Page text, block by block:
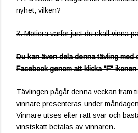
nyhet, vilken?
3. Motiera varför just du skall vinna
Du kan även dela denna tävling med
Facebook genom att klicka "F"
Tävlingen pågår denna veckan fram
vinnare presenteras under
Vinnare utses efter rätt svar och
vinstskatt betalas av vinnaren.